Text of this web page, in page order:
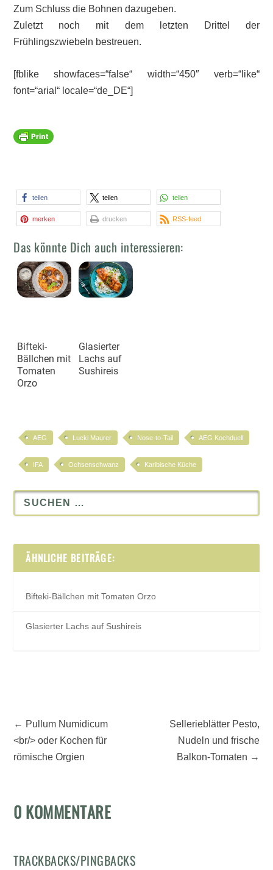
Zum Schluss die Bohnen dazugeben.
Zuletzt noch mit dem letzten Drittel der
Frühlingszwiebeln bestreuen.
[fblike showfaces=“false“ width=“450″ verb=“like“
font=“arial“ locale=“de_DE“]
teilen teilen teilen
merken drucken RSS-feed
Das könnte Dich auch interessieren:
Bifteki-
Bällchen mit
Tomaten
Orzo
Glasierter
Lachs auf
Sushireis
AEG Lucki Maurer Nose-to-Tail AEG Kochduell
IFA Ochsenschwanz Karibische Küche
ÄHNLICHE BEITRÄGE:
Bifteki-Bällchen mit Tomaten Orzo
Glasierter Lachs auf Sushireis
← Pullum Numidicum
<br/> oder Kochen für
römische Orgien
Sellerieblätter Pesto,
Nudeln und frische
Balkon-Tomaten →
0 KOMMENTARE
TRACKBACKS/PINGBACKS